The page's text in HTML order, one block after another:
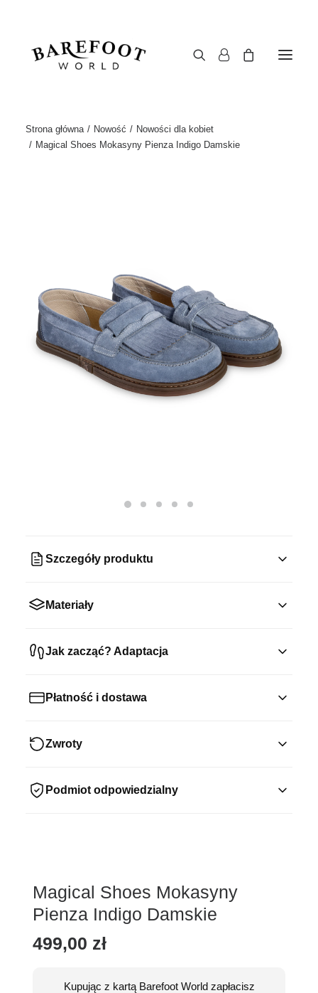
Strona główna Nowość
Nowości dla kobiet
Magical Shoes Mokasyny Pienza Indigo Damskie
Szczegóły produktu
Materiały
Jak zacząć? Adaptacja
Płatność i dostawa
Zwroty
Podmiot odpowiedzialny
Magical Shoes Mokasyny
Pienza Indigo Damskie
499,00 zł
Kupując z kartą Barefoot World zapłacisz